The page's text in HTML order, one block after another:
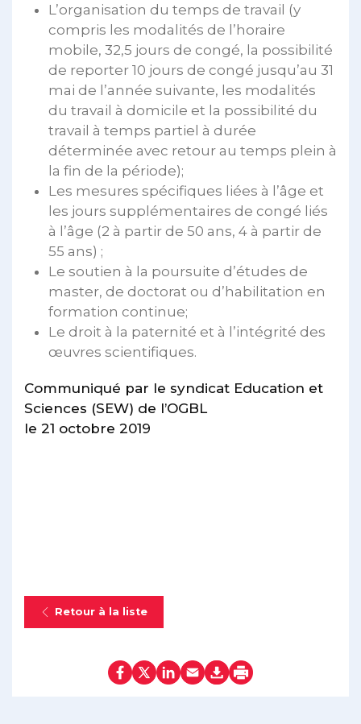
L’organisation du temps de travail (y
compris les modalités de l’horaire
mobile, 32,5 jours de congé, la possibilité
de reporter 10 jours de congé jusqu’au 31
mai de l’année suivante, les modalités
du travail à domicile et la possibilité du
travail à temps partiel à durée
déterminée avec retour au temps plein à
la fin de la période);
Les mesures spécifiques liées à l’âge et
les jours supplémentaires de congé liés
à l’âge (2 à partir de 50 ans, 4 à partir de
55 ans) ;
Le soutien à la poursuite d’études de
master, de doctorat ou d’habilitation en
formation continue;
Le droit à la paternité et à l’intégrité des
œuvres scientifiques.
Communiqué par le syndicat Education et
Sciences (SEW) de l’OGBL
le 21 octobre 2019
Retour à la liste